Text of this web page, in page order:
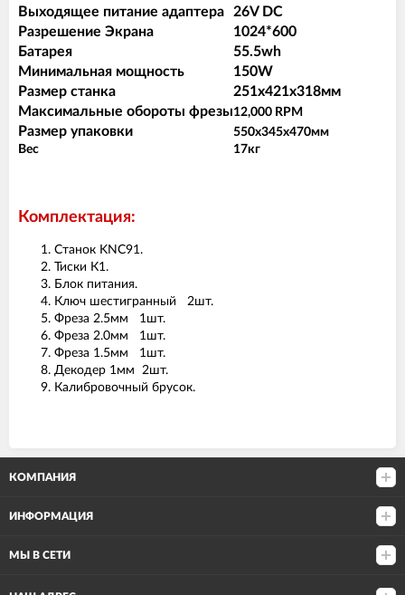
Выходящее питание адаптера
26V DC
Разрешение Экрана
1024*600
Батарея
55.5wh
Минимальная мощность
150W
Размер станка
251х421х318мм
Максимальные обороты фрезы12,000 RPM
Размер упаковки
550х345х470мм
Вес
17кг
Комплектация:
Станок KNC91.
Тиски К1.
Блок питания.
Ключ шестигранный 2шт.
Фреза 2.5мм 1шт.
Фреза 2.0мм 1шт.
Фреза 1.5мм 1шт.
Декодер 1мм 2шт.
Калибровочный брусок.
КОМПАНИЯ
ИНФОРМАЦИЯ
МЫ В СЕТИ